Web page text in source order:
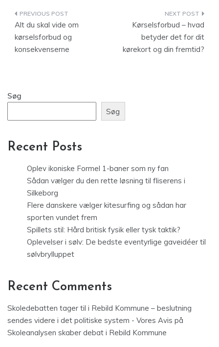
Indlægsnavigation
Alt du skal vide om
kørselsforbud og
konsekvenserne
Kørselsforbud – hvad
betyder det for dit
kørekort og din fremtid?
Søg
Søg
Recent Posts
Oplev ikoniske Formel 1-baner som ny fan
Sådan vælger du den rette løsning til fliserens i
Silkeborg
Flere danskere vælger kitesurfing og sådan har
sporten vundet frem
Spillets stil: Hård britisk fysik eller tysk taktik?
Oplevelser i sølv: De bedste eventyrlige gaveidéer til
sølvbrylluppet
Recent Comments
Skoledebatten tager til i Rebild Kommune – beslutning
sendes videre i det politiske system - Vores Avis på
Skoleanalysen skaber debat i Rebild Kommune